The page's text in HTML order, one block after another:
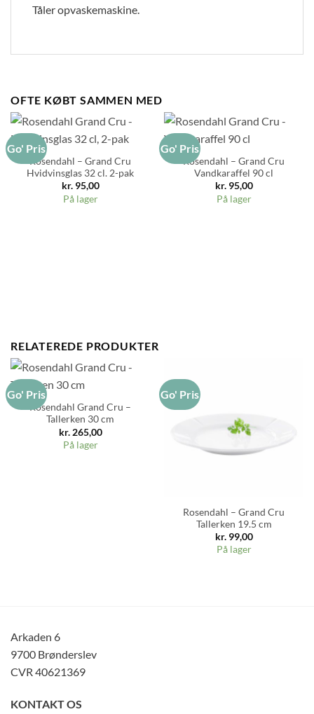
Tåler opvaskemaskine.
OFTE KØBT SAMMEN MED
Go' Pris
Rosendahl – Grand Cru
Hvidvinsglas 32 cl. 2-pak
kr.95,00
På lager
Go' Pris
Rosendahl – Grand Cru
Vandkaraffel 90 cl
kr.95,00
På lager
RELATEREDE PRODUKTER
Go' Pris
Rosendahl Grand Cru –
Tallerken 30 cm
kr.265,00
På lager
Go' Pris
Rosendahl – Grand Cru
Tallerken 19.5 cm
kr.99,00
På lager
Arkaden 6
9700 Brønderslev
CVR 40621369
KONTAKT OS